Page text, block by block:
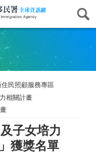
住民照顧服務專區
相關計畫
子女培力
獲獎名單